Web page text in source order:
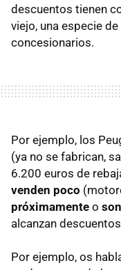
descuentos tienen
viejo, una especie
concesionarios.
Por ejemplo, los
(ya no se fabrican,
6.200 euros de
venden poco
próximamente o
alcanzan
Por ejemplo, os